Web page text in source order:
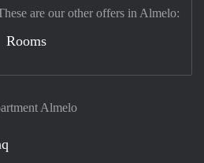
Almelo
are our other offers in Almelo:
Rooms